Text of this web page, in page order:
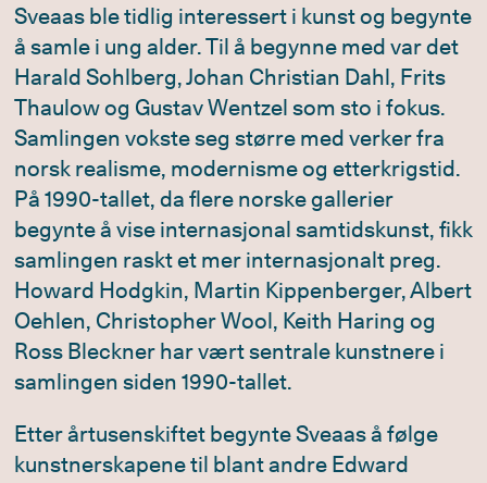
Sveaas ble tidlig interessert i kunst og begynte
å samle i ung alder. Til å begynne med var det
Harald Sohlberg, Johan Christian Dahl, Frits
Thaulow og Gustav Wentzel som sto i fokus.
Samlingen vokste seg større med verker fra
norsk realisme, modernisme og etterkrigstid.
På 1990-tallet, da flere norske gallerier
begynte å vise internasjonal samtidskunst, fikk
samlingen raskt et mer internasjonalt preg.
Howard Hodgkin, Martin Kippenberger, Albert
Oehlen, Christopher Wool, Keith Haring og
Ross Bleckner har vært sentrale kunstnere i
samlingen siden 1990-tallet.
Etter årtusenskiftet begynte Sveaas å følge
kunstnerskapene til blant andre Edward